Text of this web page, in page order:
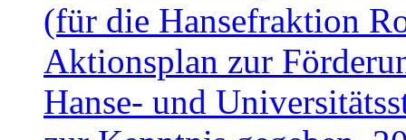
(für die Hansefraktion
Aktionsplan zur
Hanse- und